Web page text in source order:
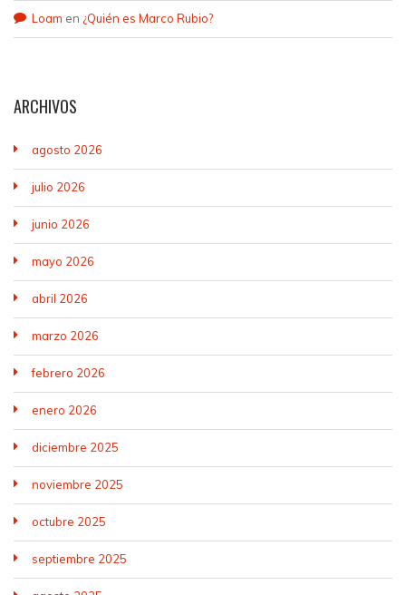
Loam en ¿Quién es Marco Rubio?
ARCHIVOS
agosto 2026
julio 2026
junio 2026
mayo 2026
abril 2026
marzo 2026
febrero 2026
enero 2026
diciembre 2025
noviembre 2025
octubre 2025
septiembre 2025